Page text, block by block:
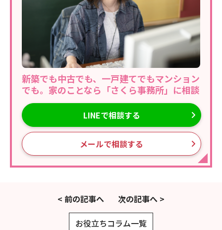
新築でも中古でも、一戸建てでもマンション
でも。家のことなら「さくら事務所」に相談
LINEで相談する
メールで相談する
< 前の記事へ 次の記事へ >
お役立ちコラム一覧